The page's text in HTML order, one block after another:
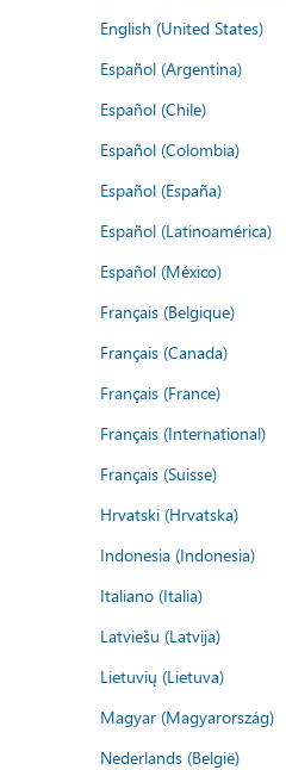
English (United States)
Español (Argentina)
Español (Chile)
Español (Colombia)
Español (España)
Español (Latinoamérica)
Español (México)
Français (Belgique)
Français (Canada)
Français (France)
Français (International)
Français (Suisse)
Hrvatski (Hrvatska)
Indonesia (Indonesia)
Italiano (Italia)
Latviešu (Latvija)
Lietuvių (Lietuva)
Magyar (Magyarország)
Nederlands (België)